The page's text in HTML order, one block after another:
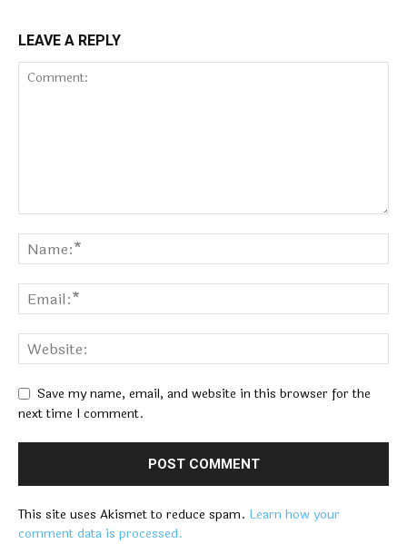
LEAVE A REPLY
Save my name, email, and website in this browser for the
next time I comment.
This site uses Akismet to reduce spam. Learn how your
comment data is processed.